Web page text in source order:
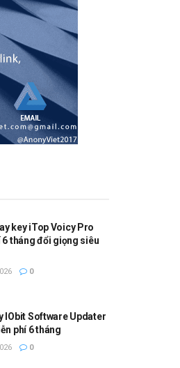
key iTop Voicy Pro
6 tháng đổi giọng siêu
0
IObit Software Updater
phí 6 tháng
0